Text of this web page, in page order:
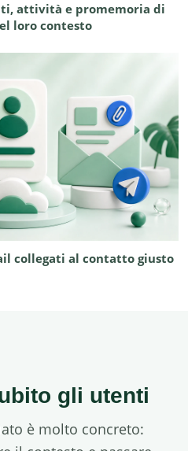
attività e promemoria di
loro contesto
collegati al contatto giusto
gli utenti
è molto concreto: